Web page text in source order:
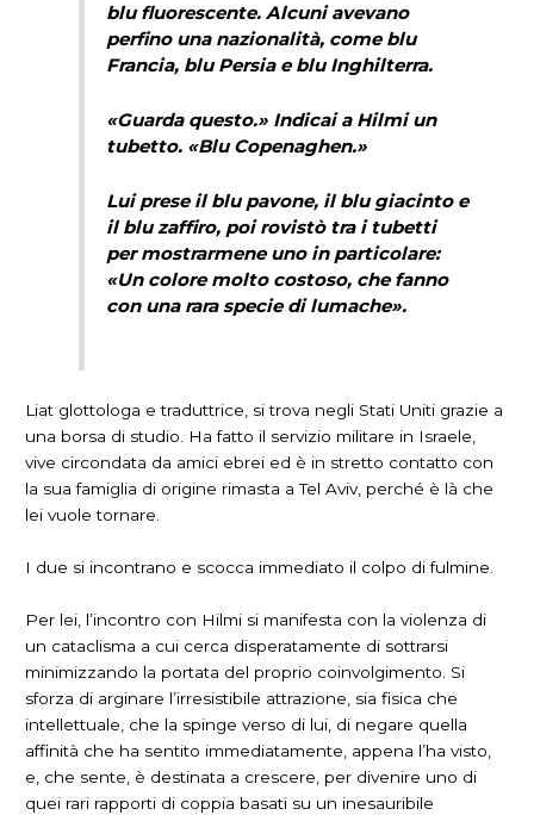
blu fluorescente. Alcuni avevano
perfino una nazionalità, come blu
Francia, blu Persia e blu Inghilterra.
«Guarda questo.» Indicai a Hilmi un
tubetto. «Blu Copenaghen.»
Lui prese il blu pavone, il blu giacinto e
il blu zaffiro, poi rovistò tra i tubetti
per mostrarmene uno in particolare:
«Un colore molto costoso, che fanno
con una rara specie di lumache».
Liat glottologa e traduttrice, si trova negli Stati Uniti grazie a
una borsa di studio. Ha fatto il servizio militare in Israele,
vive circondata da amici ebrei ed è in stretto contatto con
la sua famiglia di origine rimasta a Tel Aviv, perché è là che
lei vuole tornare.
I due si incontrano e scocca immediato il colpo di fulmine.
Per lei, l’incontro con Hilmi si manifesta con la violenza di
un cataclisma a cui cerca disperatamente di sottrarsi
minimizzando la portata del proprio coinvolgimento. Si
sforza di arginare l’irresistibile attrazione, sia fisica che
intellettuale, che la spinge verso di lui, di negare quella
affinità che ha sentito immediatamente, appena l’ha visto,
e, che sente, è destinata a crescere, per divenire uno di
quei rari rapporti di coppia basati su un inesauribile